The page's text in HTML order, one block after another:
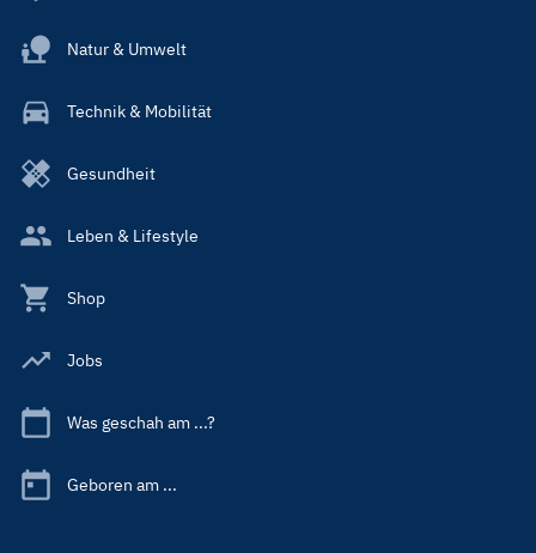
Natur & Umwelt
Technik & Mobilität
Gesundheit
Leben & Lifestyle
Shop
Jobs
Was geschah am ...?
Geboren am ...